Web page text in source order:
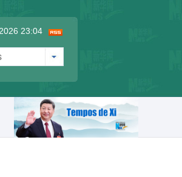
23:04